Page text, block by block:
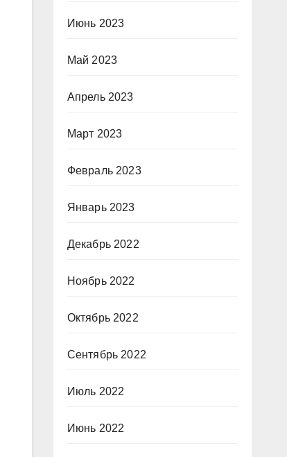
Июнь 2023
Май 2023
Апрель 2023
Март 2023
Февраль 2023
Январь 2023
Декабрь 2022
Ноябрь 2022
Октябрь 2022
Сентябрь 2022
Июль 2022
Июнь 2022